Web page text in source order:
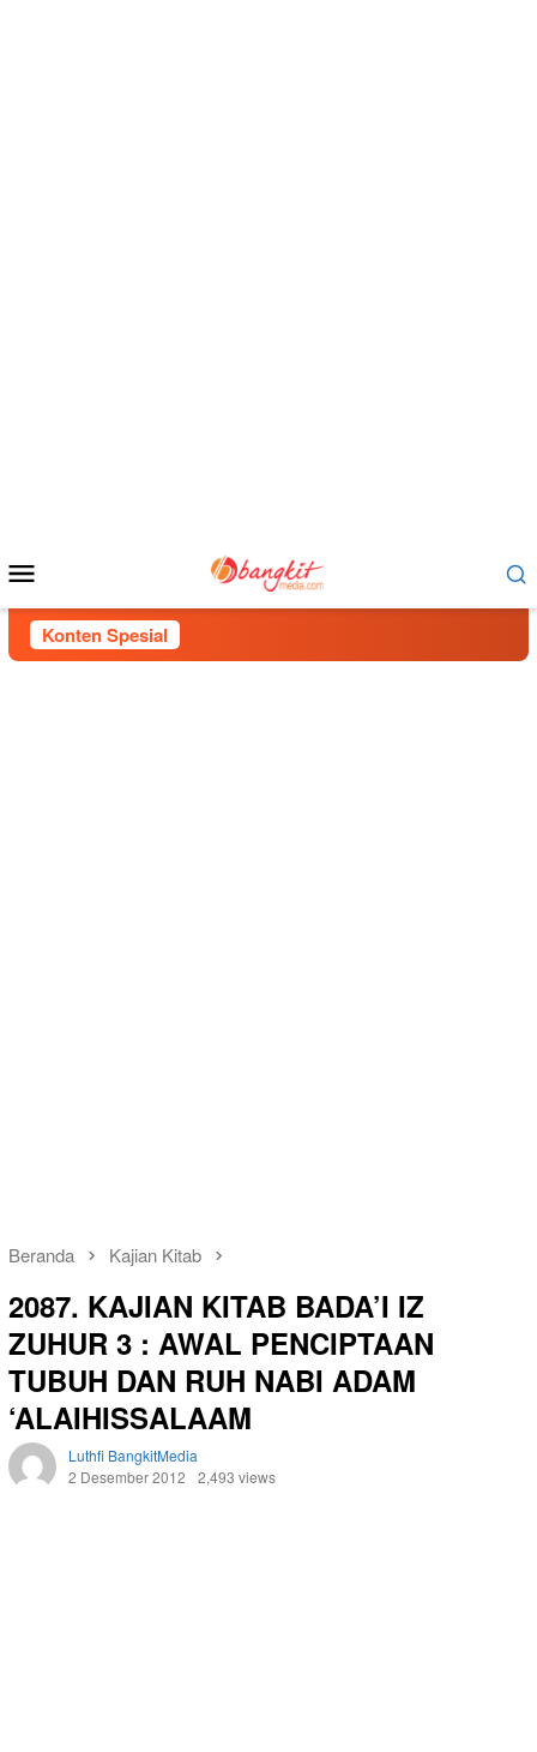
Mobile
Konten Spesial
Beranda Kajian Kitab
2087. KAJIAN KITAB BADA’I IZ
ZUHUR 3 : AWAL PENCIPTAAN
TUBUH DAN RUH NABI ADAM
‘ALAIHISSALAAM
Luthfi BangkitMedia
2 Desember 2012
2,493 views